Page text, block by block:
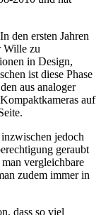
den ersten Jahren
Wille zu
in Design,
ist diese Phase
aus analoger
auf
jedoch
geraubt
vergleichbare
zudem immer in
dass so viel